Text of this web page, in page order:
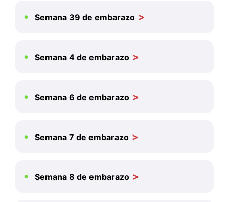
Semana 39 de embarazo
Semana 4 de embarazo
Semana 6 de embarazo
Semana 7 de embarazo
Semana 8 de embarazo